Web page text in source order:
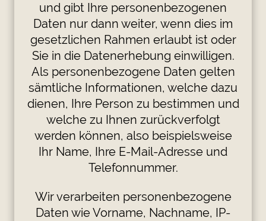
und gibt Ihre personenbezogenen
Daten nur dann weiter, wenn dies im
gesetzlichen Rahmen erlaubt ist oder
Sie in die Datenerhebung einwilligen.
Als personenbezogene Daten gelten
sämtliche Informationen, welche dazu
dienen, Ihre Person zu bestimmen und
welche zu Ihnen zurückverfolgt
werden können, also beispielsweise
Ihr Name, Ihre E-Mail-Adresse und
Telefonnummer.
Wir verarbeiten personenbezogene
Daten wie Vorname, Nachname, IP-